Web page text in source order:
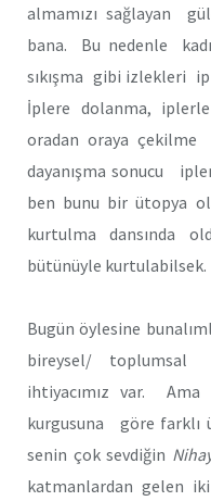
almamızı sağlayan
bana. Bu nedenle
sıkışma gibi izlekleri
İplere dolanma,
oradan oraya çekilme
dayanışma sonucu
ben bunu bir ütopya
kurtulma dansında
bütünüyle kurtulabilsek.
Bugün öylesine
bireysel/
ihtiyacımız var.
kurgusuna göre farklı
senin çok sevdiğin
katmanlardan gelen